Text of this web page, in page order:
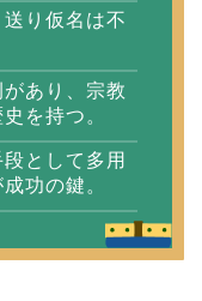
り仮名は不
あり、宗教
を持つ。
として多用
功の鍵。